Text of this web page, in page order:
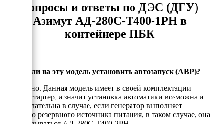
Вопросы и ответы по ДЭС (ДГУ)
Азимут АД-280С-Т400-1РН в
контейнере ПБК
Можно ли на эту модель установить автозапуск (АВР)?
Да, можно. Данная модель имеет в своей комплектации
электростартер, а значит установка автоматики возможна и
даже желательна в случае, если генератор выполняет
функцию резервного источника питания, в таком случае, она